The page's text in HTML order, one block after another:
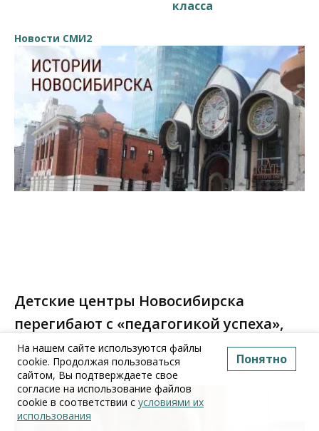
класса
Новости СМИ2
Детские центры Новосибирска
перегибают с «педагогикой успеха»,
считает психолог
08 августа 2026, 11:00
На нашем сайте используются файлы
cookie. Продолжая пользоваться
сайтом, Вы подтверждаете свое
согласие на использование файлов
cookie в соответствии с условиями их
использования
Понятно